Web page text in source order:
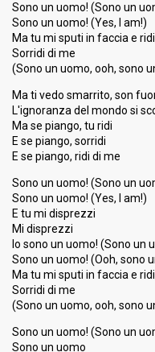
Sono un uomo! (Sono un
Sono un uomo! (Yes, I am!)
Ma tu mi sputi in faccia e
Sorridi di me
(Sono un uomo, ooh, sono
Ma ti vedo smarrito, son
L'ignoranza del mondo si
Ma se piango, tu ridi
E se piango, sorridi
E se piango, ridi di me
Sono un uomo! (Sono un
Sono un uomo! (Yes, I am!)
E tu mi disprezzi
Mi disprezzi
Io sono un uomo! (Sono un
Sono un uomo! (Ooh, sono
Ma tu mi sputi in faccia e
Sorridi di me
(Sono un uomo, ooh, sono
Sono un uomo! (Sono un
Sono un uomo